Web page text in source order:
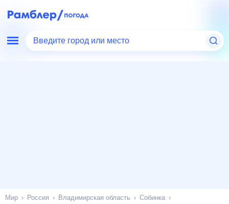
Введите город или место
Мир Россия Владимирская область
Собинка